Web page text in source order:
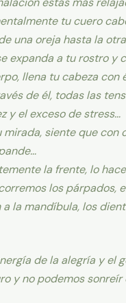
tu cuero
una oreja hasta la
expanda a tu rostro y
llena tu cabeza
de él, todas las
y el exceso de stress…
siente que con
la frente, lo
los párpados,
la mandíbula, los
de la alegría y el
y no podemos